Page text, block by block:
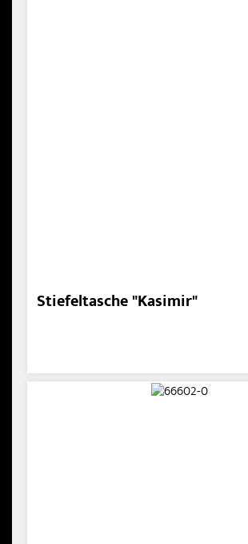
Stiefeltasche "Kasimir"